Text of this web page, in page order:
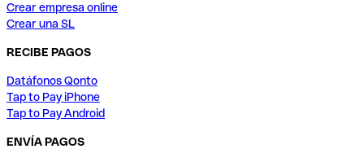
Crear empresa online
Crear una SL
RECIBE PAGOS
Datáfonos Qonto
Tap to Pay iPhone
Tap to Pay Android
ENVÍA PAGOS